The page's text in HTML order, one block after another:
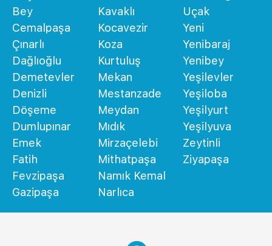
Bey
Cemalpaşa
Çınarlı
Dağlıoğlu
Demetevler
Denizli
Döşeme
Dumlupınar
Emek
Fatih
Fevzipaşa
Gazipaşa
Kavaklı
Kocavezir
Koza
Kurtuluş
Mekan
Mestanzade
Meydan
Mıdık
Mirzaçelebi
Mithatpaşa
Namık Kemal
Narlıca
Uçak
Yeni
Yenibaraj
Yenibey
Yeşilevler
Yeşiloba
Yeşilyurt
Yeşilyuva
Zeytinli
Ziyapaşa